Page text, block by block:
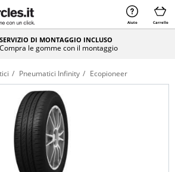
Aiuto Carrello
SERVIZIO DI MONTAGGIO INCLUSO
Compra le gomme con il montaggio
Pneumatici Infinity Ecopioneer